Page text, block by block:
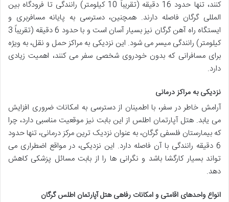
کنند، تنها حدود 16 دقیقه (تقریباً 10 کیلومتر) رانندگی تا فرودگاه بین
المللی گرگان فاصله دارند. همچنین، دسترسی به پایانه مسافربری و
ایستگاه راه آهن گرگان نیز بسیار آسان است و با حدود 6 دقیقه (تقریباً 3
کیلومتر) رانندگی میسر می شود. این نزدیکی به مراکز حمل و نقل، به ویژه
برای مسافرانی که بدون خودروی شخصی سفر می کنند، اهمیت زیادی
دارد.
نزدیکی به مراکز درمانی
آرامش خاطر در سفر، با اطمینان از دسترسی به امکانات ضروری افزایش
می یابد. هتل آپارتمان اطلس از این بابت نیز موقعیت مناسبی دارد، چرا
که بیمارستان فلسفی گرگان، به عنوان نزدیک ترین مرکز درمانی، تنها حدود
6 دقیقه رانندگی با آن فاصله دارد. این نزدیکی، در مواقع اضطراری می
تواند بسیار کارگشا باشد و نگرانی ها را از بابت مسائل پزشکی کاهش
دهد.
انواع واحدهای اقامتی و امکانات رفاهی هتل آپارتمان اطلس گرگان